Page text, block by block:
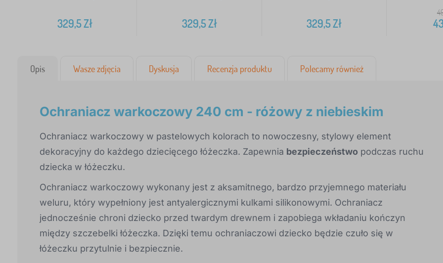
329,5Zł 329,5Zł 329,5Zł
Opis Wasze zdjęcia Dyskusja Recenzja produktu Polecamy również
Ochraniacz warkoczowy 240 cm - różowy z niebieskim
Ochraniacz warkoczowy w pastelowych kolorach to nowoczesny, stylowy element
dekoracyjny do każdego dziecięcego łóżeczka. Zapewnia bezpieczeństwo podczas ruchu
dziecka w łóżeczku.
Ochraniacz warkoczowy wykonany jest z aksamitnego, bardzo przyjemnego materiału
weluru, który wypełniony jest antyalergicznymi kulkami silikonowymi. Ochraniacz
jednocześnie chroni dziecko przed twardym drewnem i zapobiega wkładaniu kończyn
między szczebelki łóżeczka. Dzięki temu ochraniaczowi dziecko będzie czuło się w
łóżeczku przytulnie i bezpiecznie.